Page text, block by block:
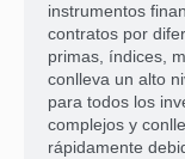
instrumentos
contratos por
primas, índices,
conlleva un alto
para todos los
complejos y
rápidamente